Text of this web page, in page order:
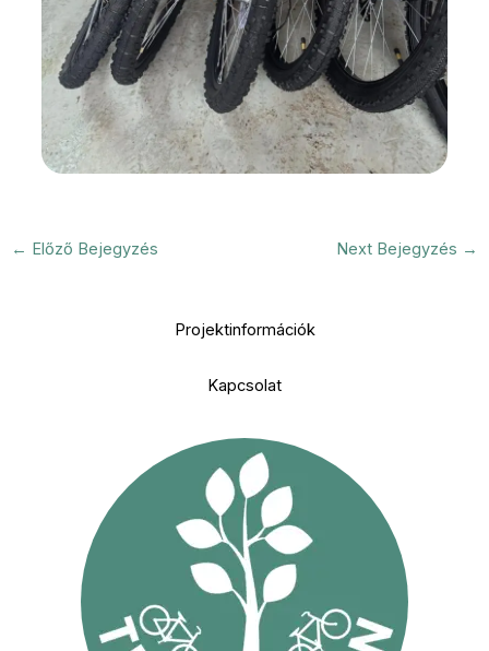
← Előző Bejegyzés Next Bejegyzés →
Projektinformációk
Kapcsolat